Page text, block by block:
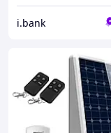
i.bank